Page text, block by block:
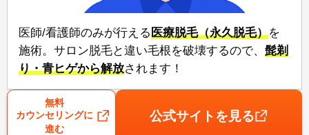
医師/看護師のみが行える⁠医療脱毛（永久脱毛）⁠を
施術。サロン脱毛と違い毛根を破壊するので、⁠ 髭剃
り・青ヒゲから解放⁠されます！
無料
カウンセリングに
進む
公式サイトを見る